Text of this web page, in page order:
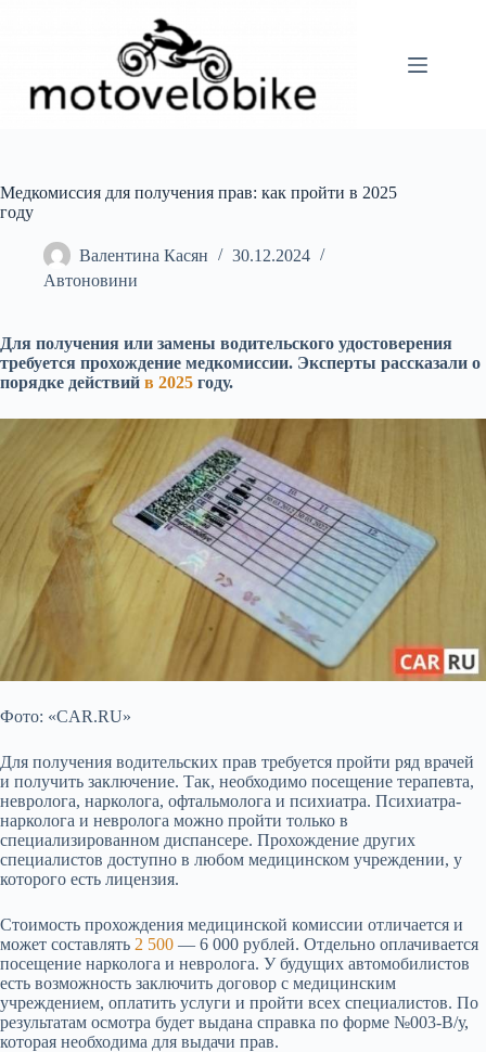
Медкомиссия для получения прав: как пройти в 2025
году
Валентина Касян
30.12.2024
Автоновини
Для получения или замены водительского удостоверения
требуется прохождение медкомиссии. Эксперты рассказали о
порядке действий в 2025 году.
Фото: «CAR.RU»
Для получения водительских прав требуется пройти ряд врачей
и получить заключение. Так, необходимо посещение терапевта,
невролога, нарколога, офтальмолога и психиатра. Психиатра-
нарколога и невролога можно пройти только в
специализированном диспансере. Прохождение других
специалистов доступно в любом медицинском учреждении, у
которого есть лицензия.
Стоимость прохождения медицинской комиссии отличается и
может составлять 2 500 — 6 000 рублей. Отдельно оплачивается
посещение нарколога и невролога. У будущих автомобилистов
есть возможность заключить договор с медицинским
учреждением, оплатить услуги и пройти всех специалистов. По
результатам осмотра будет выдана справка по форме №003-В/у,
которая необходима для выдачи прав.